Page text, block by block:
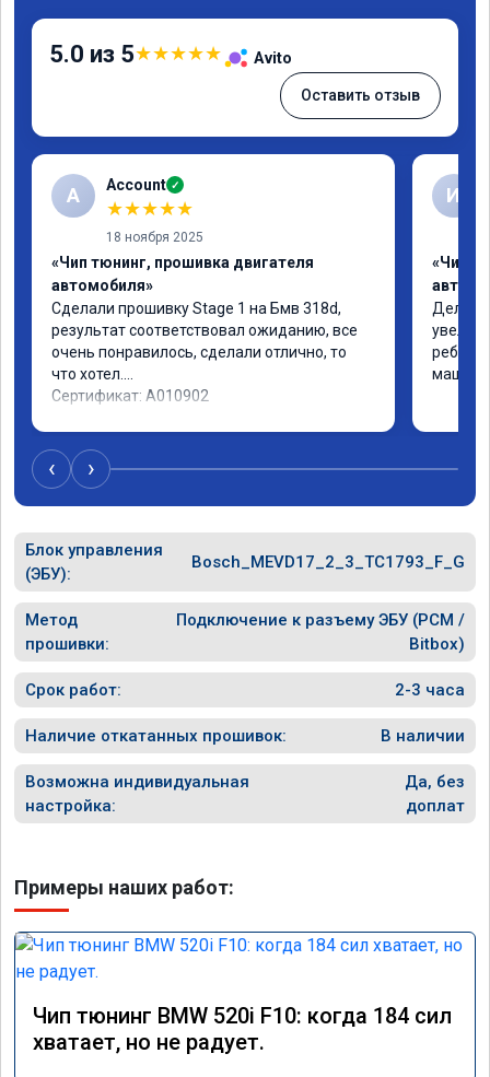
5.0 из 5★★★★★ Avito
Оставить отзыв
A Account ✓
★★★★★
18 ноября 2025
«Чип тюнинг, прошивка двигателя
автомобиля»
Сделали прошивку Stage 1 на Бмв 318d,
результат соответствовал ожиданию, все
очень понравилось, сделали отлично, то
что хотел.
Сертификат: A010902
И
«Чип
Делали
ребята
машина
‹ ›
Блок управления
(ЭБУ):
Bosch_MEVD17_2_3_TC1793_F_G
Метод
прошивки:
Подключение к разъему ЭБУ (PCM /
Bitbox)
Срок работ: 2-3 часа
Наличие откатанных прошивок: В наличии
Возможна индивидуальная
настройка:
Да, без
доплат
Примеры наших работ:
Чип тюнинг BMW 520i F10: когда 184 сил
хватает, но не радует.